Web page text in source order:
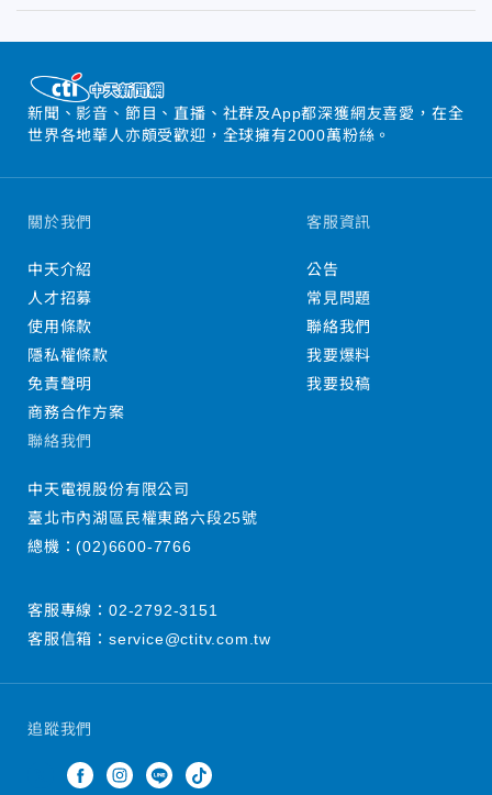
新聞、影音、節目、直播、社群及App都深獲網友喜愛，在全
世界各地華人亦頗受歡迎，全球擁有2000萬粉絲。
追蹤我們
關於我們
中天介紹
人才招募
使用條款
隱私權條款
免責聲明
商務合作方案
客服資訊
公告
常見問題
聯絡我們
我要爆料
我要投稿
聯絡我們
中天電視股份有限公司
臺北市內湖區民權東路六段25號
總機：(02)6600-7766
客服專線： 02-2792-3151
客服信箱： service@ctitv.com.tw